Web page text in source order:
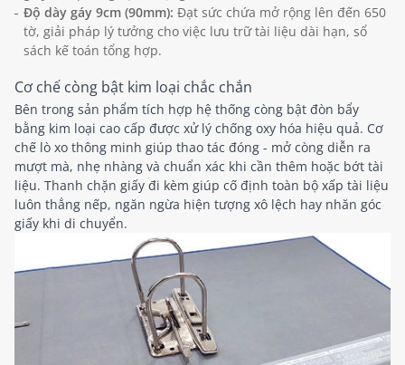
Độ dày gáy 9cm (90mm): Đạt sức chứa mở rộng lên đến 650
tờ, giải pháp lý tưởng cho việc lưu trữ tài liệu dài hạn, sổ
sách kế toán tổng hợp.
Cơ chế còng bật kim loại chắc chắn
Bên trong sản phẩm tích hợp hệ thống còng bật đòn bẩy
bằng kim loại cao cấp được xử lý chống oxy hóa hiệu quả. Cơ
chế lò xo thông minh giúp thao tác đóng - mở còng diễn ra
mượt mà, nhẹ nhàng và chuẩn xác khi cần thêm hoặc bớt tài
liệu. Thanh chặn giấy đi kèm giúp cố định toàn bộ xấp tài liệu
luôn thẳng nếp, ngăn ngừa hiện tượng xô lệch hay nhăn góc
giấy khi di chuyển.